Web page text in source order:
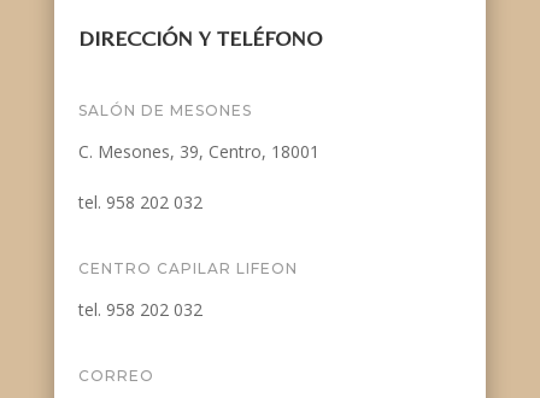
DIRECCIÓN Y TELÉFONO
SALÓN DE MESONES
C. Mesones, 39, Centro, 18001
tel. 958 202 032
CENTRO CAPILAR LIFEON
tel. 958 202 032
CORREO